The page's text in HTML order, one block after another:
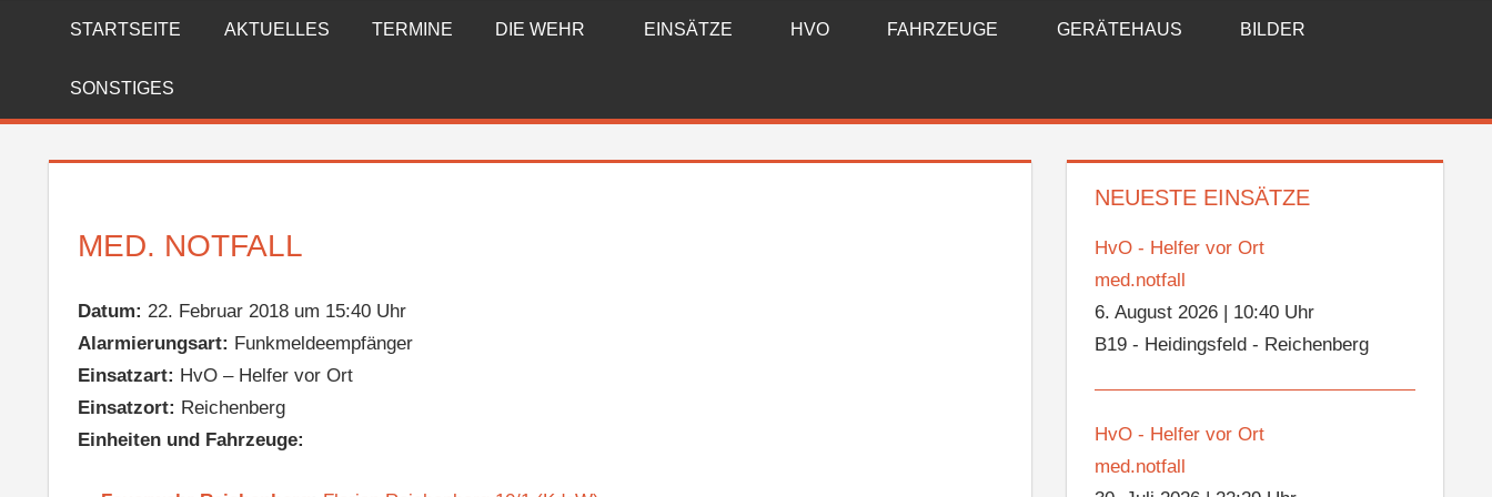
FREIWILLIGE
FEUERWEHR
REICHENBERG
STARTSEITE AKTUELLES TERMINE DIE WEHR EINSÄTZE HVO FAHRZEUGE GERÄTEHAUS BILDER
SONSTIGES
MED. NOTFALL
Datum: 22. Februar 2018 um 15:40 Uhr
Alarmierungsart: Funkmeldeempfänger
Einsatzart: HvO – Helfer vor Ort
Einsatzort: Reichenberg
Einheiten und Fahrzeuge:
NEUESTE EINSÄTZE
HvO - Helfer vor Ort
med.notfall
6. August 2026
10:40 Uhr
B19 - Heidingsfeld - Reichenberg
HvO - Helfer vor Ort
med.notfall